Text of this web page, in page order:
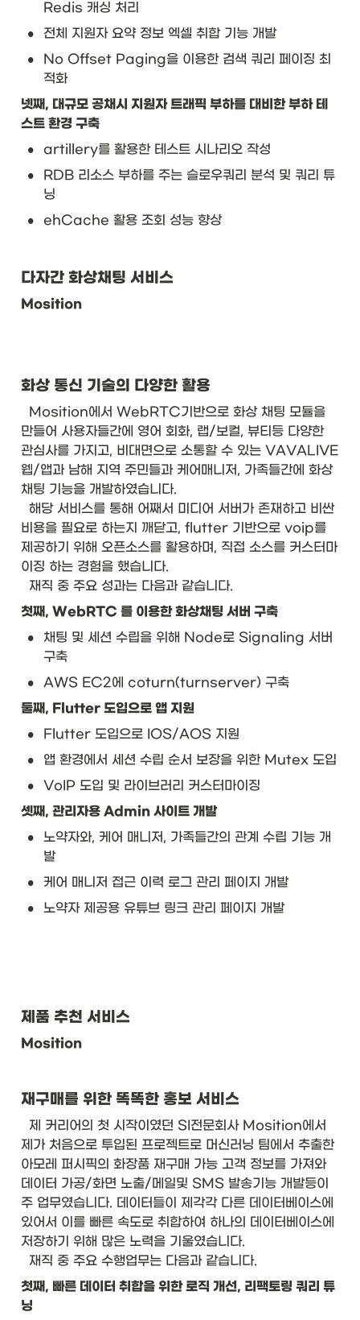
Redis 캐싱 처리
• 전체 지원자 요약 정보 엑셀 취합 기능 개발
•
No Offset Paging을 이용한 검색 쿼리 페이징 최
적화
넷째, 대규모 공채시 지원자 트래픽 부하를 대비한 부하 테
스트 환경 구축
• artillery를 활용한 테스트 시나리오 작성
•
RDB 리소스 부하를 주는 슬로우쿼리 분석 및 쿼리 튜
닝
• ehCache 활용 조회 성능 향상
다자간 화상채팅 서비스
Mosition
화상 통신 기술의 다양한 활용
만들어 사용자들간에 영어 회화, 랩/보컬, 뷰티등 다양한
관심사를 가지고, 비대면으로 소통할 수 있는 VAVALIVE
웹/앱과 남해 지역 주민들과 케어매니저, 가족들간에 화상
채팅 기능을 개발하였습니다.
비용을 필요로 하는지 깨닫고, flutter 기반으로 voip를
제공하기 위해 오픈소스를 활용하며, 직접 소스를 커스터마
이징 하는 경험을 했습니다.
  재직 중 주요 성과는 다음과 같습니다.
첫째, WebRTC 를 이용한 화상채팅 서버 구축
•
채팅 및 세션 수립을 위해 Node로 Signaling 서버
구축
• AWS EC2에 coturn(turnserver) 구축
둘째, Flutter 도입으로 앱 지원
• Flutter 도입으로 IOS/AOS 지원
• 앱 환경에서 세션 수립 순서 보장을 위한 Mutex 도입
• VoIP 도입 및 라이브러리 커스터마이징
셋째, 관리자용 Admin 사이트 개발
•
노약자와, 케어 매니저, 가족들간의 관계 수립 기능 개
발
• 케어 매니저 접근 이력 로그 관리 페이지 개발
• 노약자 제공용 유튜브 링크 관리 페이지 개발
제품 추천 서비스
Mosition
재구매를 위한 똑똑한 홍보 서비스
제가 처음으로 투입된 프로젝트로 머신러닝 팀에서 추출한
아모레 퍼시픽의 화장품 재구매 가능 고객 정보를 가져와
데이터 가공/화면 노출/메일및 SMS 발송기능 개발등이
주 업무였습니다. 데이터들이 제각각 다른 데이터베이스에
있어서 이를 빠른 속도로 취합하여 하나의 데이터베이스에
저장하기 위해 많은 노력을 기울였습니다.
  재직 중 주요 수행업무는 다음과 같습니다.
첫째, 빠른 데이터 취합을 위한 로직 개선, 리팩토링 쿼리 튜
닝